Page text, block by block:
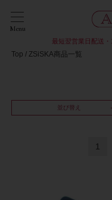
Menu
最短翌営業日配送
Top ZSiSKA商品一覧
並び替え
1